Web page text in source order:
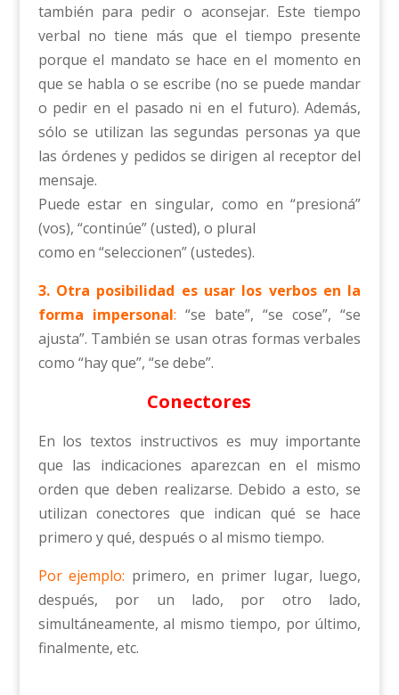
también para pedir o aconsejar. Este tiempo
verbal no tiene más que el tiempo presente
porque el mandato se hace en el momento en
que se habla o se escribe (no se puede mandar
o pedir en el pasado ni en el futuro). Además,
sólo se utilizan las segundas personas ya que
las órdenes y pedidos se dirigen al receptor del
mensaje.
Puede estar en singular, como en “presioná”
(vos), “continúe” (usted), o plural
como en “seleccionen” (ustedes).
3. Otra posibilidad es usar los verbos en la
forma impersonal: “se bate”, “se cose”, “se
ajusta”. También se usan otras formas verbales
como “hay que”, “se debe”.
Conectores
En los textos instructivos es muy importante
que las indicaciones aparezcan en el mismo
orden que deben realizarse. Debido a esto, se
utilizan conectores que indican qué se hace
primero y qué, después o al mismo tiempo.
Por ejemplo: primero, en primer lugar, luego,
después, por un lado, por otro lado,
simultáneamente, al mismo tiempo, por último,
finalmente, etc.